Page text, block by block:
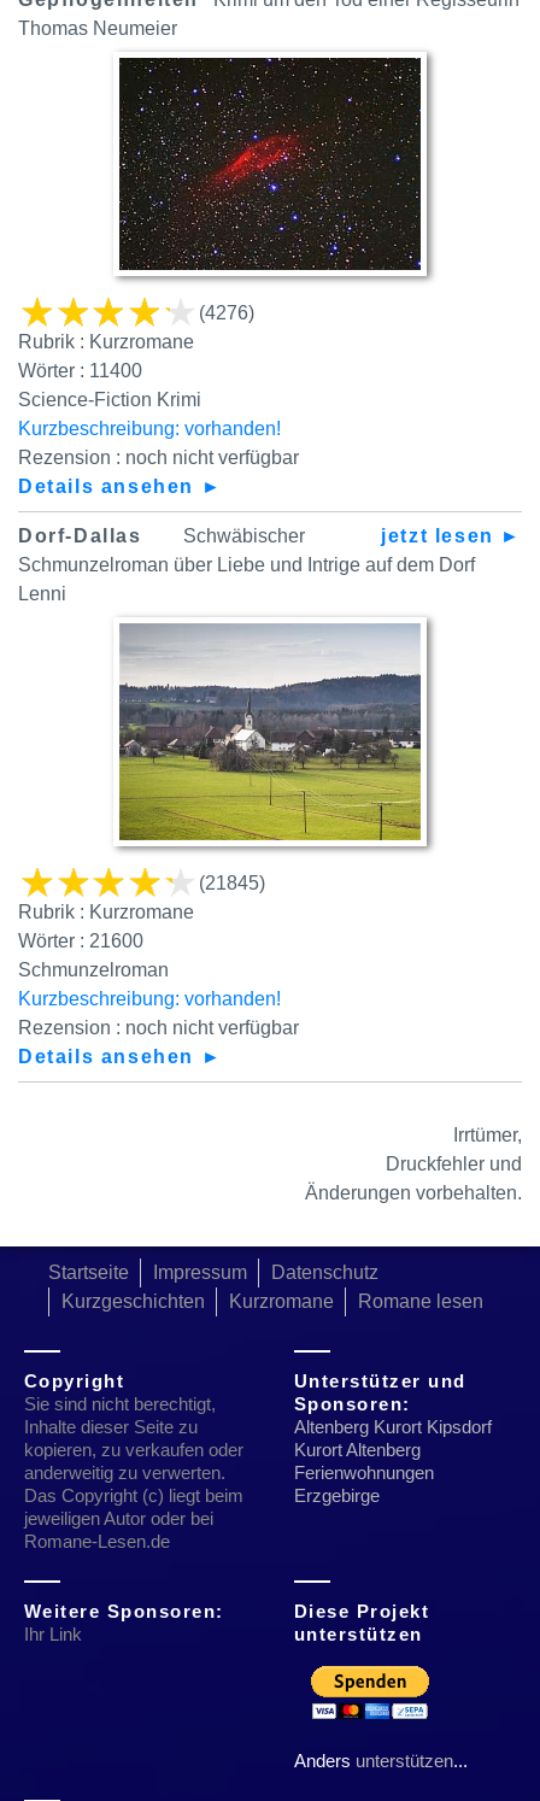
Thomas Neumeier
(4276)
Rubrik : Kurzromane
Wörter : 11400
Science-Fiction Krimi
Kurzbeschreibung: vorhanden!
Rezension : noch nicht verfügbar
Details ansehen ►
jetzt lesen ►
Dorf-Dallas Schwäbischer
Schmunzelroman über Liebe und Intrige auf dem Dorf
Lenni
(21845)
Rubrik : Kurzromane
Wörter : 21600
Schmunzelroman
Kurzbeschreibung: vorhanden!
Rezension : noch nicht verfügbar
Details ansehen ►
Irrtümer,
Druckfehler und
Änderungen vorbehalten.
Startseite Impressum
Datenschutz
Kurzgeschichten
Kurzromane Romane lesen
Copyright
Sie sind nicht berechtigt,
Inhalte dieser Seite zu
kopieren, zu verkaufen oder
anderweitig zu verwerten.
Das Copyright (c) liegt beim
jeweiligen Autor oder bei
Romane-Lesen.de
Unterstützer und
Sponsoren:
Altenberg Kurort Kipsdorf
Kurort Altenberg
Ferienwohnungen
Erzgebirge
Weitere Sponsoren:
Ihr Link
Diese Projekt
unterstützen
Anders unterstützen...